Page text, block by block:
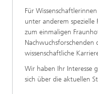
Für
unter anderem
zum einmaligen
Nachwuchsforschenden
wissenschaftliche
Wir haben Ihr Interesse
sich über die aktuellen